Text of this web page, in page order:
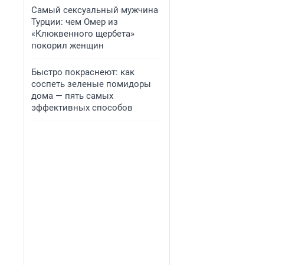
Самый сексуальный мужчина
Турции: чем Омер из
«Клюквенного щербета»
покорил женщин
Быстро покраснеют: как
соспеть зеленые помидоры
дома — пять самых
эффективных способов